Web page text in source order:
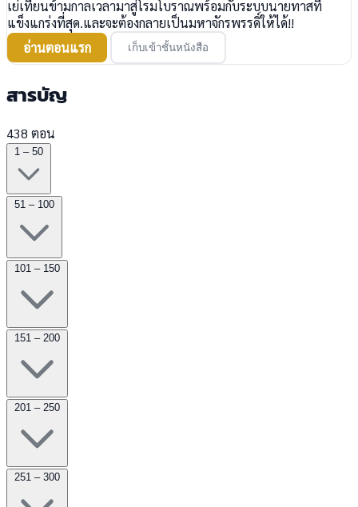
เย่เทียนข้ามกาลเวลามาสู่โรมโบราณพร้อมกับระบบนายทาสที่
แข็งแกร่งที่สุด.และจะต้องกลายเป็นมหาจักรพรรดิ์ให้ได้!!
อ่านตอนแรก
เก็บเข้าชั้นหนังสือ
สารบัญ
438 ตอน
1 – 50
51 – 100
101 – 150
151 – 200
201 – 250
251 – 300